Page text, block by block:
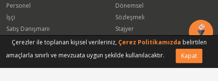
Personel
İşçi
Satış Danışmanı
Öğrenci
Satış Elemanı
Dönemsel
Sözleşmeli
Stajyer
Freelance
Yeni Mezun
Çerezler ile toplanan kişisel verileriniz, Çerez Politikamızda belirtilen
amaçlarla sınırlı ve mevzuata uygun şekilde kullanılacaktır.
Kapat